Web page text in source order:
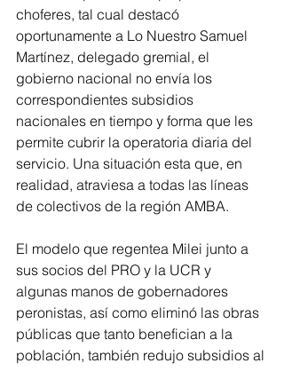
choferes, tal cual destacó
oportunamente a Lo Nuestro Samuel
Martínez, delegado gremial, el
gobierno nacional no envía los
correspondientes subsidios
nacionales en tiempo y forma que les
permite cubrir la operatoria diaria del
servicio. Una situación esta que, en
realidad, atraviesa a todas las líneas
de colectivos de la región AMBA.
El modelo que regentea Milei junto a
sus socios del PRO y la UCR y
algunas manos de gobernadores
peronistas, así como eliminó las obras
públicas que tanto benefician a la
población, también redujo subsidios al